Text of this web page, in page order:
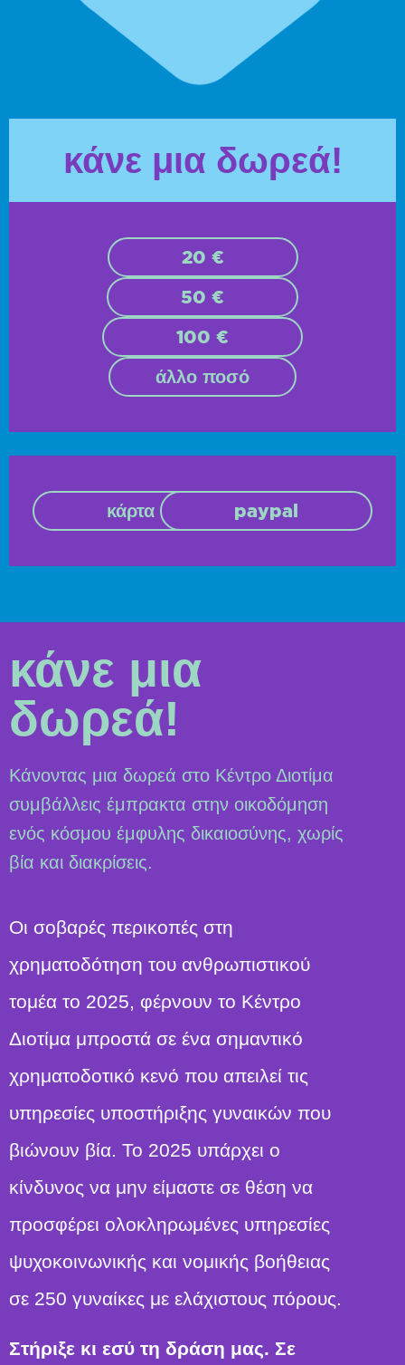
κάνε μια δωρεά!
20 €
50 €
100 €
άλλο ποσό
κάρτα paypal
κάνε μια
δωρεά!
Κάνοντας μια δωρεά στο Κέντρο Διοτίμα
συμβάλλεις έμπρακτα στην οικοδόμηση
ενός κόσμου έμφυλης δικαιοσύνης, χωρίς
βία και διακρίσεις.
Οι σοβαρές περικοπές στη
χρηματοδότηση του ανθρωπιστικού
τομέα το 2025, φέρνουν το Κέντρο
Διοτίμα μπροστά σε ένα σημαντικό
χρηματοδοτικό κενό που απειλεί τις
υπηρεσίες υποστήριξης γυναικών που
βιώνουν βία. Το 2025 υπάρχει ο
κίνδυνος να μην είμαστε σε θέση να
προσφέρει ολοκληρωμένες υπηρεσίες
ψυχοκοινωνικής και νομικής βοήθειας
σε 250 γυναίκες με ελάχιστους πόρους.
Στήριξε κι εσύ τη δράση μας. Σε